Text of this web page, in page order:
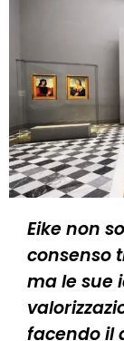
Eike non
consenso
ma le sue
facendo il